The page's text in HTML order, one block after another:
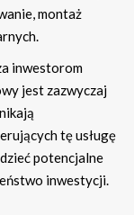
montaż
inwestorom
jest zazwyczaj
tę usługę
potencjalne
inwestycji.